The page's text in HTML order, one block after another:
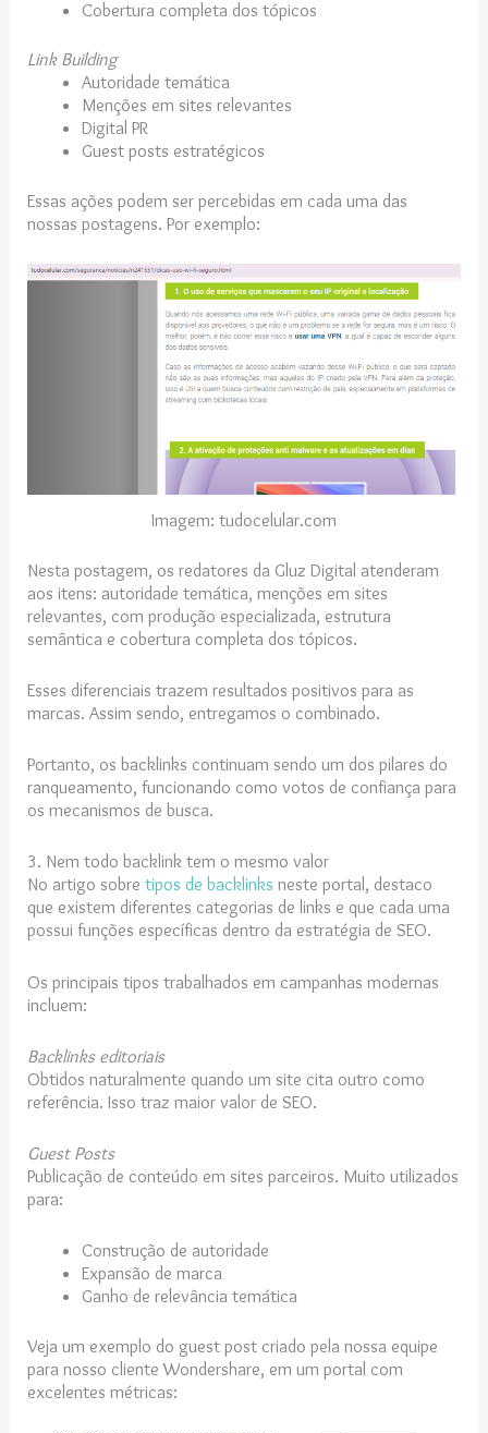
Cobertura completa dos tópicos
Link Building
Autoridade temática
Menções em sites relevantes
Digital PR
Guest posts estratégicos
Essas ações podem ser percebidas em cada uma das
nossas postagens. Por exemplo:
Imagem: tudocelular.com
Nesta postagem, os redatores da Gluz Digital atenderam
aos itens: autoridade temática, menções em sites
relevantes, com produção especializada, estrutura
semântica e cobertura completa dos tópicos.
Esses diferenciais trazem resultados positivos para as
marcas. Assim sendo, entregamos o combinado.
Portanto, os backlinks continuam sendo um dos pilares do
ranqueamento, funcionando como votos de confiança para
os mecanismos de busca.
3. Nem todo backlink tem o mesmo valor
No artigo sobretipos de backlinks neste portal, destaco
que existem diferentes categorias de links e que cada uma
possui funções específicas dentro da estratégia de SEO.
Os principais tipos trabalhados em campanhas modernas
incluem:
Backlinks editoriais
Obtidos naturalmente quando um site cita outro como
referência. Isso traz maior valor de SEO.
Guest Posts
Publicação de conteúdo em sites parceiros. Muito utilizados
para:
Construção de autoridade
Expansão de marca
Ganho de relevância temática
Veja um exemplo do guest post criado pela nossa equipe
para nosso cliente Wondershare, em um portal com
excelentes métricas: